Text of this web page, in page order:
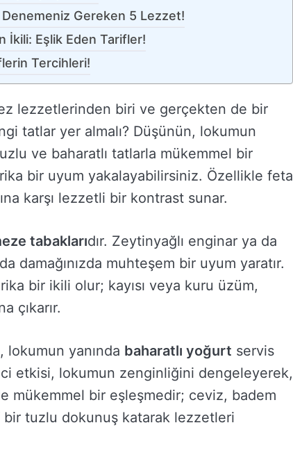
Denemeniz Gereken 5 Lezzet!
İkili: Eşlik Eden Tarifler!
Tercihleri!
lezzetlerinden biri ve gerçekten de bir
tatlar yer almalı? Düşünün, lokumun
ve baharatlı tatlarla mükemmel bir
bir uyum yakalayabilirsiniz. Özellikle feta
karşı lezzetli bir kontrast sunar.
tabaklarıdır. Zeytinyağlı enginar ya da
damağınızda muhteşem bir uyum yaratır.
bir ikili olur; kayısı veya kuru üzüm,
çıkarır.
lokumun yanında baharatlı yoğurt servis
etkisi, lokumun zenginliğini dengeleyerek,
mükemmel bir eşleşmedir; ceviz, badem
bir tuzlu dokunuş katarak lezzetleri